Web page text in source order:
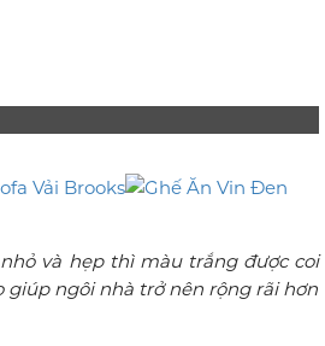
và hẹp thì màu trắng được coi
giúp ngôi nhà trở nên rộng rãi hơn